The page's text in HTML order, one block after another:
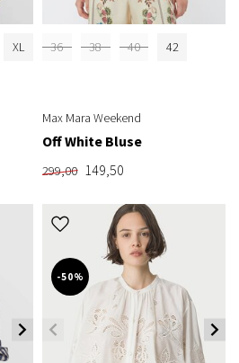
XL 36 38 40 42
Max Mara Weekend
Off White Bluse
299,00 149,50
-50%